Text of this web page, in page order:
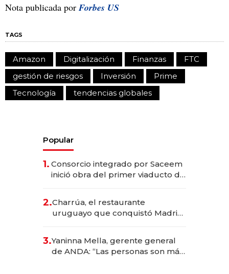
Nota publicada por Forbes US
TAGS
Amazon Digitalización Finanzas
FTC
gestión de riesgos
Inversión
Prime
Tecnología
tendencias globales
Popular
1. Consorcio integrado por Saceem
inició obra del primer viaducto de
millones
2.Charrúa, el restaurante
uruguayo que conquistó Madrid:
anticipación y prepara apertura
3.Yaninna Mella, gerente general
de ANDA: “Las personas son más